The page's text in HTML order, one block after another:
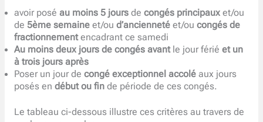
avoir posé au moins 5 joursde congés principauxet/ou
de 5ème semaineet/ou d’anciennetéet/ou congés de
fractionnementencadrant ce samedi
Au moins deux jours de congés avantle jour férié et un
à trois jours après
Poser un jour de congé exceptionnel accolé aux jours
posés en début ou finde période de ces congés.
Le tableau ci-dessous illustre ces critères au travers de